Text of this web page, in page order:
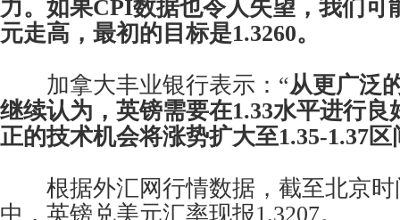
力。如果CPI数据也令人失望，我们可
元走高，最初的目标是1.3260。
加拿大丰业银行表示：“从更广泛
继续认为，英镑需要在1.33水平进行良
正的技术机会将涨势扩大至1.35-1.37区
根据外汇网行情数据，截至北京时
中，英镑兑美元汇率现报1.3207。